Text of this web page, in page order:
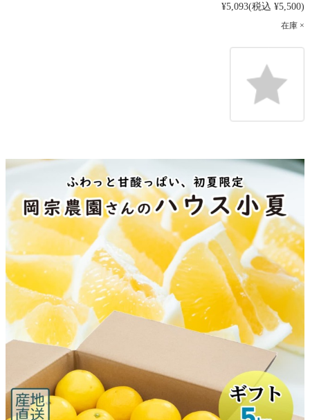
¥5,093(税込 ¥5,500)
在庫 ×